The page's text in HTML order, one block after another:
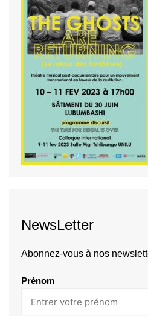
NewsLetter
Abonnez-vous à nos
Prénom